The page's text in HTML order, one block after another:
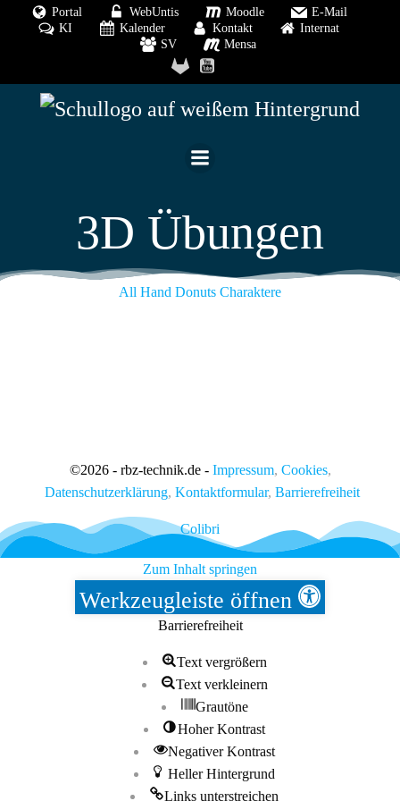
Zum
Inhalt
springen
Portal WebUntis Moodle
E-Mail
KI
Kalender Kontakt
Internat
SV
Mensa
3D Übungen
All Hand Donuts Charaktere
©2026 - rbz-technik.de - Impressum, Cookies,
Datenschutzerklärung, Kontaktformular, Barrierefreiheit
Colibri
Zum Inhalt springen
Werkzeugleiste öffnen
Barrierefreiheit
Text vergrößern
Text verkleinern
Grautöne
Hoher Kontrast
Negativer Kontrast
Heller Hintergrund
Links unterstreichen